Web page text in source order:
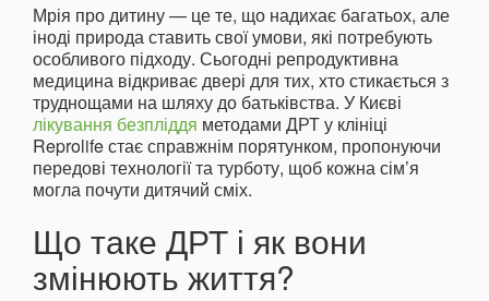
Мрія про дитину — це те, що надихає багатьох, але
іноді природа ставить свої умови, які потребують
особливого підходу. Сьогодні репродуктивна
медицина відкриває двері для тих, хто стикається з
труднощами на шляху до батьківства. У Києві
лікування безпліддя методами ДРТ у клініці
Reprolife стає справжнім порятунком, пропонуючи
передові технології та турботу, щоб кожна сім’я
могла почути дитячий сміх.
Що таке ДРТ і як вони
змінюють життя?